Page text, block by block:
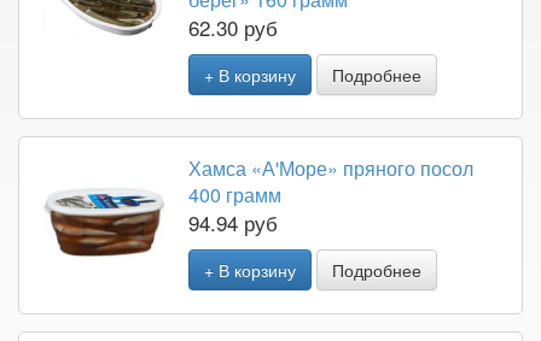
62.30 руб
+ В корзину Подробнее
Хамса «А'Море» пряного посол
400 грамм
94.94 руб
+ В корзину Подробнее